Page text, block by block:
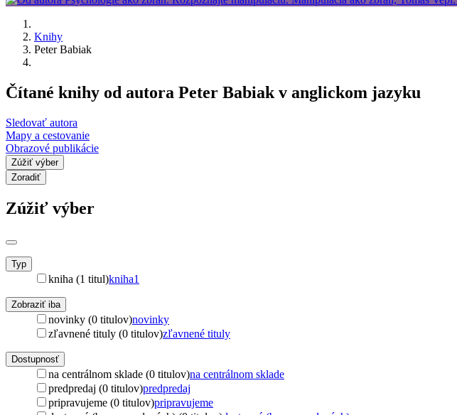
Knihy
Peter Babiak
Čítané knihy od autora Peter Babiak v anglickom jazyku
Sledovať autora
Mapy a cestovanie
Obrazové publikácie
Zúžiť výber
Zoradiť
Zúžiť výber
Typ
kniha (1 titul)kniha1
Zobraziť iba
novinky (0 titulov)novinky
zľavnené tituly (0 titulov)zľavnené tituly
Dostupnosť
na centrálnom sklade (0 titulov)na centrálnom sklade
predpredaj (0 titulov)predpredaj
pripravujeme (0 titulov)pripravujeme